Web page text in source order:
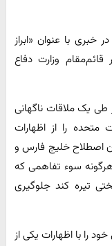
روزنامه اطلاعات در روز شنبه ۱۹ خرداد ۱۳۵۲ در خبری با عنوان «ابراز
وزارت دفاع
طی یک ملاقات ناگهانی
متحده را از اظهارات
اصطلاح خلیج‌ فارس و
سوء تفاهمی که
تیره کند جلوگیری
را با اظهارات یکی از